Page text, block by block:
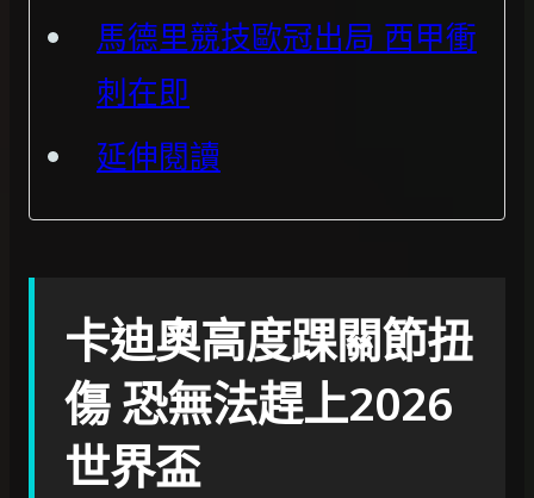
馬德里競技歐冠出局 西甲衝
刺在即
延伸閱讀
卡迪奧高度踝關節扭
傷 恐無法趕上2026
世界盃